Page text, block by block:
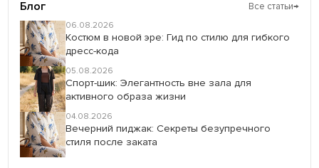
Блог Все статьи→
06.08.2026
Костюм в новой эре: Гид по стилю для гибкого
дресс-кода
05.08.2026
Спорт-шик: Элегантность вне зала для
активного образа жизни
04.08.2026
Вечерний пиджак: Секреты безупречного
стиля после заката